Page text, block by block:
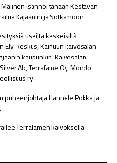
isännöi tänään Kestävän
Kajaaniin ja Sotkamoon.
useilta keskeisiltä
Ely-keskus, Kainuun kaivosalan
kaupunkin. Kaivosalan
Ab, Terrafame Oy, Mondo
ry.
puheenjohtaja Hannele Pokka ja
Terrafamen kaivoksella